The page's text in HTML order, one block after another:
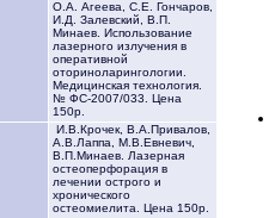
О.А. Агеева, С.Е. Гончаров,
И.Д. Залевский, В.П.
Минаев. Использование
лазерного излучения в
оперативной
оториноларингологии.
Медицинская технология.
№ ФС-2007/033. Цена
150р.
И.В.Крочек, В.А.Привалов,
А.В.Лаппа, М.В.Евневич,
В.П.Минаев. Лазерная
остеоперфорация в
лечении острого и
хронического
остеомиелита. Цена 150р.